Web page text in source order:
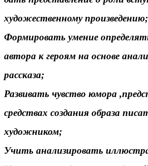
художественному произведению;
Формировать умение
автора к героям на основе
рассказа;
Развивать чувство юмора
средствах создания образа
художником;
Учить анализировать